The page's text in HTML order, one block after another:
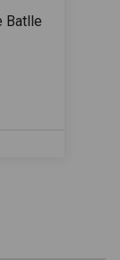
Batlle